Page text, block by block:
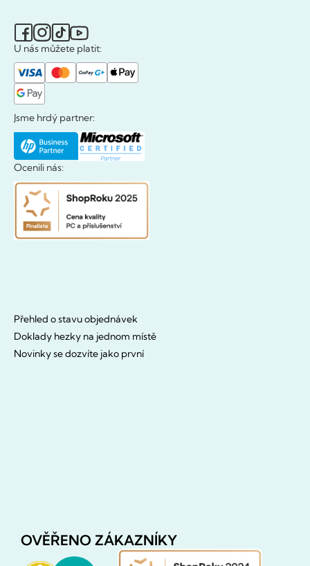
U nás můžete platit:
Jsme hrdý partner:
Ocenili nás:
Přehled o stavu objednávek
Doklady hezky na jednom místě
Novinky se dozvíte jako první
OVĚŘENO ZÁKAZNÍKY